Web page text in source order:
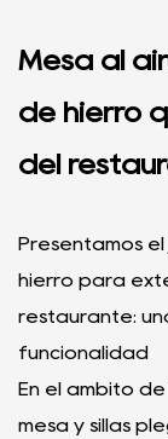
Mesa al
de hierro
del
Presentamos
hierro para
restaurante:
funcionalidad
En el ámbito
mesa y sillas